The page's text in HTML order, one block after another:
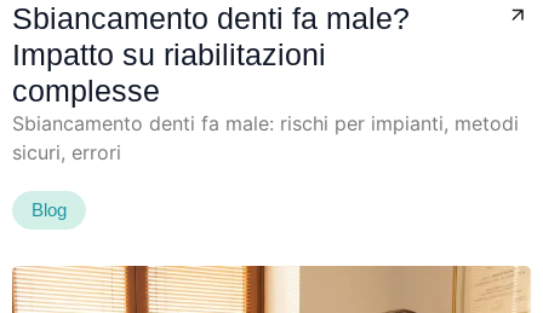
Sbiancamento denti fa male?
Impatto su riabilitazioni
complesse
Sbiancamento denti fa male: rischi per impianti, metodi
sicuri, errori
Blog